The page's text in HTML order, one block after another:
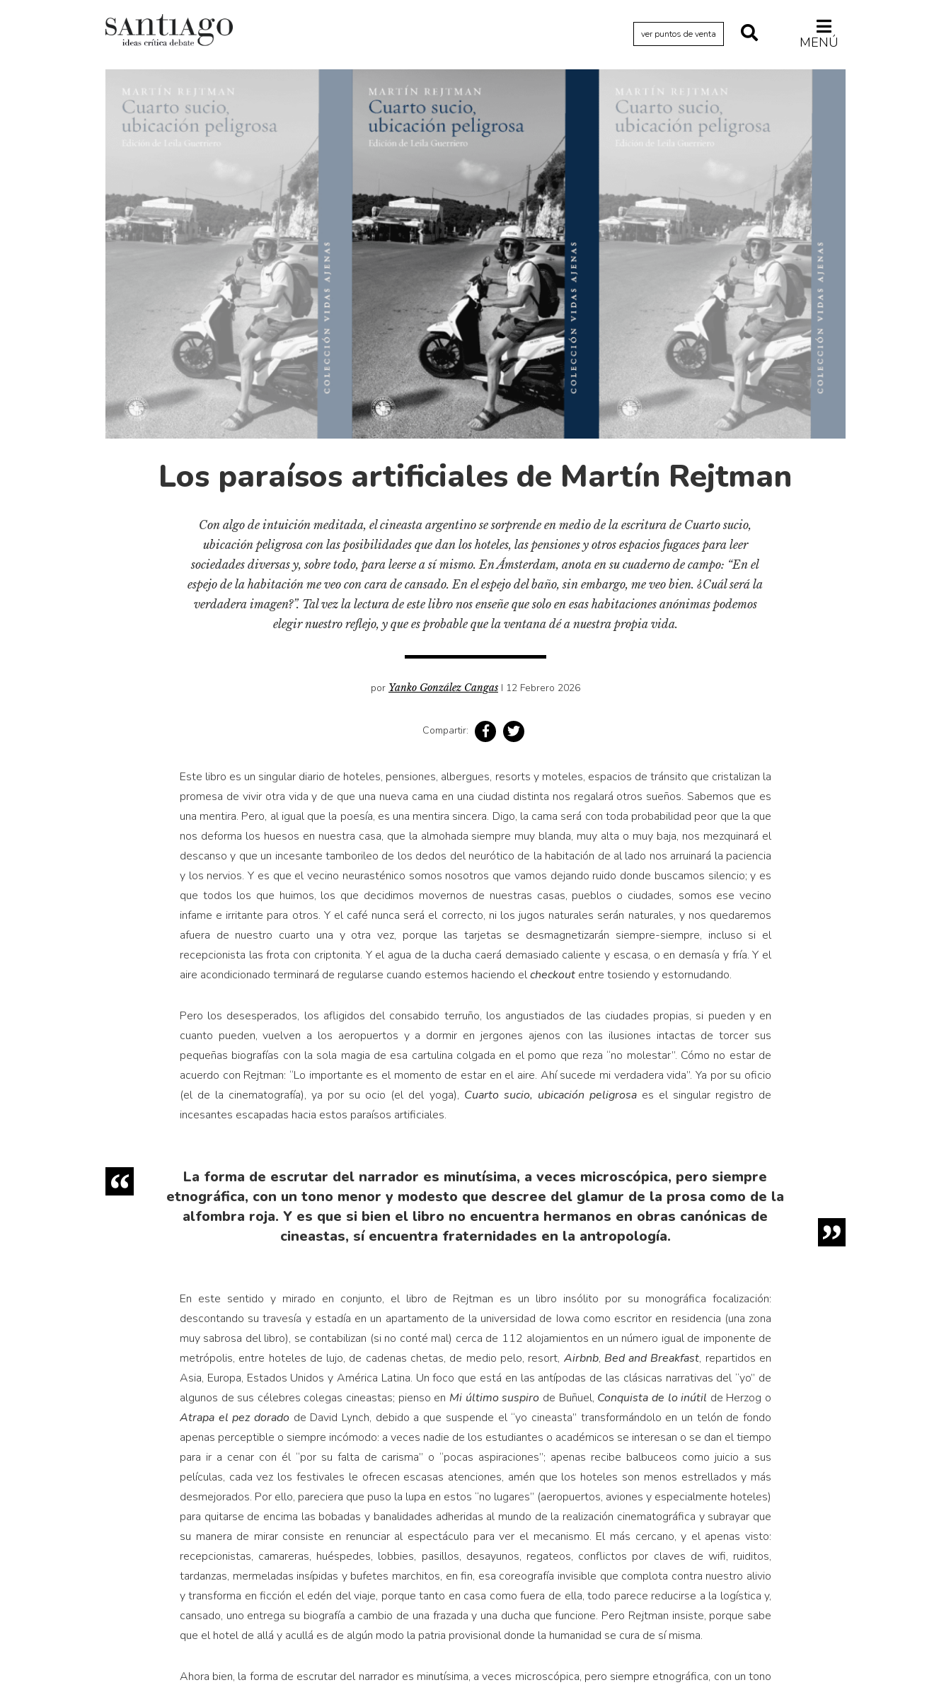
ver puntos de venta MENÚ
Actualidad
Artes visuales
Ciencia
Cine y televisión
Diccionario portátil de la literatura
chilena
Documentos
Fragmentos
Gran reserva
Historia
Historia material de los libros
Lagunas mentales
Libros
Libros usados
Medioambiente
Narrativas visuales
Pensamiento
Pensamiento ilustrado
Personaje
Personajes secundarios
Política
Relecturas
Sociedad
Turismo accidental
Vidas paralelas
Voces y lecturas
Los paraísos artificiales de Martín Rejtman
Con algo de intuición meditada, el cineasta argentino se sorprende en medio de la escritura de Cuarto sucio,
ubicación peligrosa con las posibilidades que dan los hoteles, las pensiones y otros espacios fugaces para leer
sociedades diversas y, sobre todo, para leerse a sí mismo. En Ámsterdam, anota en su cuaderno de campo: “En el
espejo de la habitación me veo con cara de cansado. En el espejo del baño, sin embargo, me veo bien. ¿Cuál será la
verdadera imagen?”. Tal vez la lectura de este libro nos enseñe que solo en esas habitaciones anónimas podemos
elegir nuestro reflejo, y que es probable que la ventana dé a nuestra propia vida.
por Yanko González Cangas I 12 Febrero 2026
Compartir:
Este libro es un singular diario de hoteles, pensiones, albergues, resorts y moteles, espacios de tránsito que cristalizan la
promesa de vivir otra vida y de que una nueva cama en una ciudad distinta nos regalará otros sueños. Sabemos que es
una mentira. Pero, al igual que la poesía, es una mentira sincera. Digo, la cama será con toda probabilidad peor que la que
nos deforma los huesos en nuestra casa, que la almohada siempre muy blanda, muy alta o muy baja, nos mezquinará el
descanso y que un incesante tamborileo de los dedos del neurótico de la habitación de al lado nos arruinará la paciencia
y los nervios. Y es que el vecino neurasténico somos nosotros que vamos dejando ruido donde buscamos silencio; y es
que todos los que huimos, los que decidimos movernos de nuestras casas, pueblos o ciudades, somos ese vecino
infame e irritante para otros. Y el café nunca será el correcto, ni los jugos naturales serán naturales, y nos quedaremos
afuera de nuestro cuarto una y otra vez, porque las tarjetas se desmagnetizarán siempre-siempre, incluso si el
recepcionista las frota con criptonita. Y el agua de la ducha caerá demasiado caliente y escasa, o en demasía y fría. Y el
aire acondicionado terminará de regularse cuando estemos haciendo elcheckout entre tosiendo y estornudando.
Pero los desesperados, los afligidos del consabido terruño, los angustiados de las ciudades propias, si pueden y en
cuanto pueden, vuelven a los aeropuertos y a dormir en jergones ajenos con las ilusiones intactas de torcer sus
pequeñas biografías con la sola magia de esa cartulina colgada en el pomo que reza “no molestar”. Cómo no estar de
acuerdo con Rejtman: “Lo importante es el momento de estar en el aire. Ahí sucede mi verdadera vida”. Ya por su oficio
(el de la cinematografía), ya por su ocio (el del yoga), Cuarto sucio, ubicación peligrosa es el singular registro de
incesantes escapadas hacia estos paraísos artificiales.
La forma de escrutar del narrador es minutísima, a veces microscópica, pero siempre
etnográfica, con un tono menor y modesto que descree del glamur de la prosa como de la
alfombra roja. Y es que si bien el libro no encuentra hermanos en obras canónicas de
cineastas, sí encuentra fraternidades en la antropología.
En este sentido y mirado en conjunto, el libro de Rejtman es un libro insólito por su monográfica focalización:
descontando su travesía y estadía en un apartamento de la universidad de Iowa como escritor en residencia (una zona
muy sabrosa del libro), se contabilizan (si no conté mal) cerca de 112 alojamientos en un número igual de imponente de
metrópolis, entre hoteles de lujo, de cadenas chetas, de medio pelo, resort, Airbnb, Bed and Breakfast, repartidos en
Asia, Europa, Estados Unidos y América Latina. Un foco que está en las antípodas de las clásicas narrativas del “yo” de
algunos de sus célebres colegas cineastas; pienso en Mi último suspiro de Buñuel, Conquista de lo inútil de Herzog o
Atrapa el pez dorado de David Lynch, debido a que suspende el “yo cineasta” transformándolo en un telón de fondo
apenas perceptible o siempre incómodo: a veces nadie de los estudiantes o académicos se interesan o se dan el tiempo
para ir a cenar con él “por su falta de carisma” o “pocas aspiraciones”; apenas recibe balbuceos como juicio a sus
películas, cada vez los festivales le ofrecen escasas atenciones, amén que los hoteles son menos estrellados y más
desmejorados. Por ello, pareciera que puso la lupa en estos “no lugares” (aeropuertos, aviones y especialmente hoteles)
para quitarse de encima las bobadas y banalidades adheridas al mundo de la realización cinematográfica y subrayar que
su manera de mirar consiste en renunciar al espectáculo para ver el mecanismo. El más cercano, y el apenas visto:
recepcionistas, camareras, huéspedes, lobbies, pasillos, desayunos, regateos, conflictos por claves de wifi, ruiditos,
tardanzas, mermeladas insípidas y bufetes marchitos, en fin, esa coreografía invisible que complota contra nuestro alivio
y transforma en ficción el edén del viaje, porque tanto en casa como fuera de ella, todo parece reducirse a la logística y,
cansado, uno entrega su biografía a cambio de una frazada y una ducha que funcione. Pero Rejtman insiste, porque sabe
que el hotel de allá y acullá es de algún modo la patria provisional donde la humanidad se cura de sí misma.
Ahora bien, la forma de escrutar del narrador es minutísima, a veces microscópica, pero siempre etnográfica, con un tono